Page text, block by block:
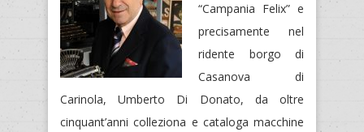
“Campania Felix” e
precisamente nel
ridente borgo di
Casanova di
Carinola, Umberto Di Donato, da oltre
cinquant’anni colleziona e cataloga macchine